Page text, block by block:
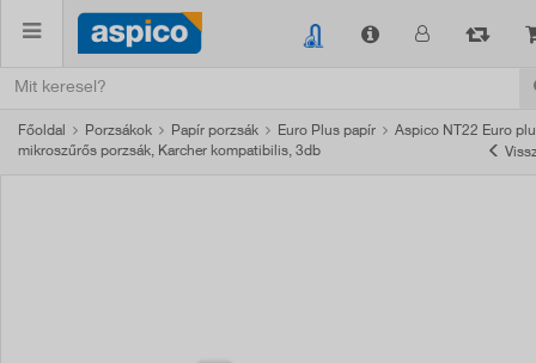
Főoldal Porzsákok Papír porzsák Euro Plus papír
Aspico NT22 Euro
mikroszűrős porzsák, Karcher kompatibilis, 3db